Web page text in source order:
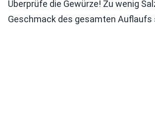
Überprüfe die Gewürze! Zu wenig
Geschmack des gesamten Auflaufs